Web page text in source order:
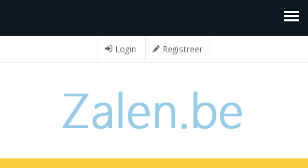
Login Registreer